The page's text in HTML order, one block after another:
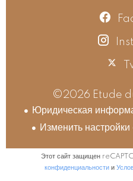
©2026 Etude
Юридическая
Изменить
Этот сайт защищен
конфиденциальности и